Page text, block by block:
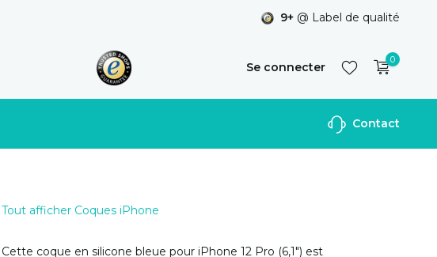
9+ @ Label de qualité
Se connecter
S'inscrire
0
Contact
Tout afficher Coques iPhone
Cette coque en silicone bleue pour iPhone 12 Pro (6,1") est